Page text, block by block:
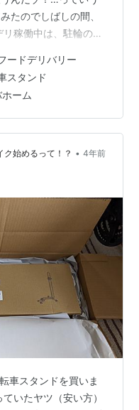
たのでしばしの間、
稼働中は、駐輪の度
車を乗りつけそのま
ドの場合自転車は左
ろに左側に傾く自転
に傾いてしまうこと
そう倒れることを気
の愛機パス…
ードデリバリー
スタンド
ーム
始めるって！？ • 4年前
車スタンドを買いま
いたヤツ（安い方）